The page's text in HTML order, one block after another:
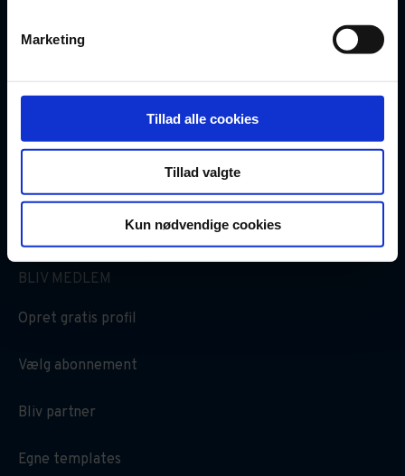
Marketing
Tillad alle cookies
Tillad valgte
Kun nødvendige cookies
GOD VIDEN
BLIV MEDLEM
Opret gratis profil
Vælg abonnement
Bliv partner
Egne templates